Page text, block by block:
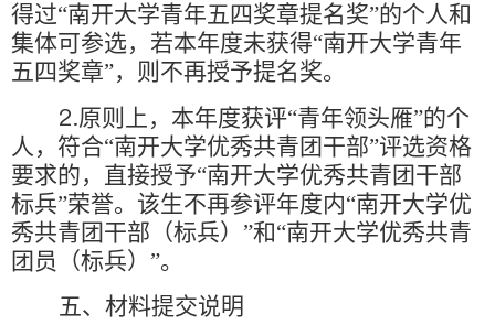
得过“南开大学青年五四奖章提名奖”的个人和
集体可参选，若本年度未获得“南开大学青年
五四奖章”，则不再授予提名奖。
2.原则上，本年度获评“青年领头雁”的个
人，符合“南开大学优秀共青团干部”评选资格
要求的，直接授予“南开大学优秀共青团干部
标兵”荣誉。该生不再参评年度内“南开大学优
秀共青团干部（标兵）”和“南开大学优秀共青
团员（标兵）”。
五、材料提交说明